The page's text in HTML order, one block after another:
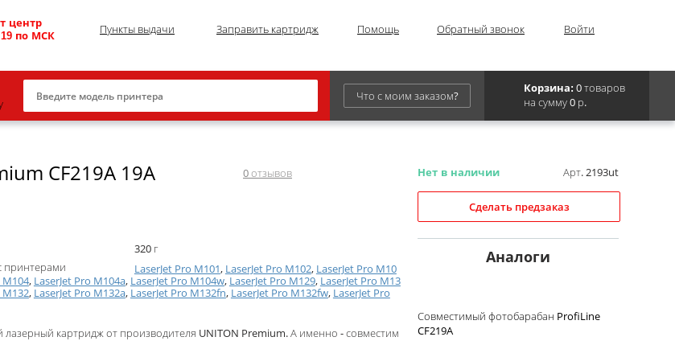
центр
19 по МСК
Пункты выдачи Заправить картридж Помощь Обратный звонок Войти
Для франкировальной машины
Что с моим заказом?
Корзина: 0 товаров
на сумму 0 р.
CF219A 19A 0отзывов
320 г
принтерами
LaserJet Pro M101, LaserJet Pro M102, LaserJet Pro M10
M104, LaserJet Pro M104a, LaserJet Pro M104w, LaserJet Pro M129, LaserJet Pro M13
M132, LaserJet Pro M132a, LaserJet Pro M132fn, LaserJet Pro M132fw, LaserJet Pro
лазерный картридж от производителя UNITON Premium. А именно - совместим
Нет в наличии Арт. 2193ut
Сделать предзаказ
Аналоги
Совместимый фотобарабан ProfiLine
CF219A